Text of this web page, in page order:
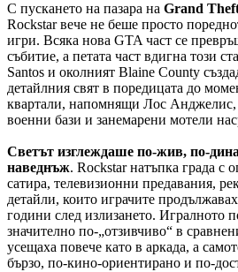
С пускането на пазара на Grand
Rockstar вече не беше просто
игри. Всяка нова GTA част се
събитие, а петата част вдигна този
Santos и околният Blaine County
детайлния свят в поредицата до
квартали, напомнящи Лос
военни бази и занемарени мотели
Светът изглеждаше по-жив, по-
наведнъж. Rockstar натъпка града с
сатира, телевизионни предавания,
детайли, които играчите
години след излизането. Игралното
значително по-„отзивчиво“ в
усещаха повече като в аркада, а
бързо, по-кино-ориентирано и по-